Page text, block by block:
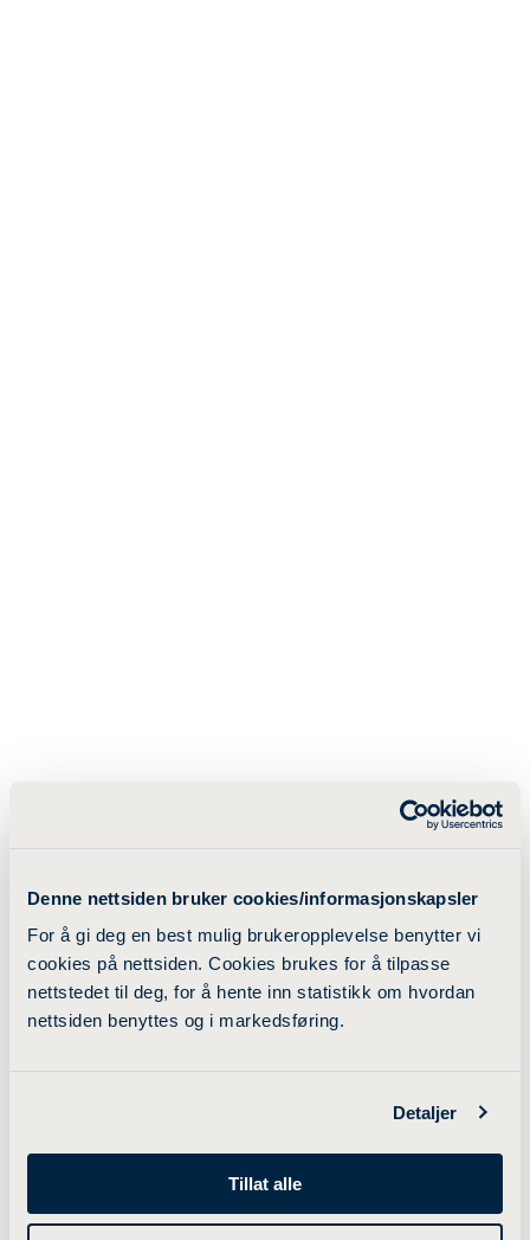
Denne nettsiden bruker cookies/informasjonskapsler
For å gi deg en best mulig brukeropplevelse benytter vi
cookies på nettsiden. Cookies brukes for å tilpasse
nettstedet til deg, for å hente inn statistikk om hvordan
nettsiden benyttes og i markedsføring.
Detaljer
Tillat alle